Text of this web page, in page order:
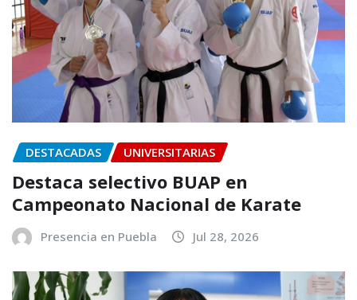
DESTACADAS UNIVERSITARIAS
Destaca selectivo BUAP en
Campeonato Nacional de Karate
Presencia en Puebla Jul 28, 2026